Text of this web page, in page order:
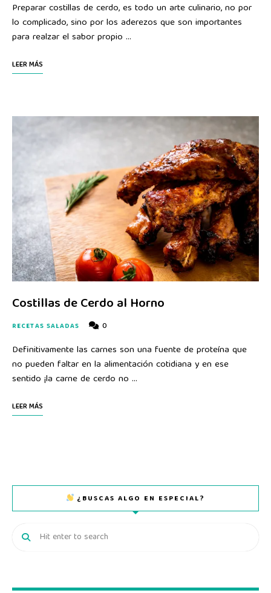
Preparar costillas de cerdo, es todo un arte culinario, no por
lo complicado, sino por los aderezos que son importantes
para realzar el sabor propio …
LEER MÁS
Costillas de Cerdo al Horno
RECETAS SALADAS 0
Definitivamente las carnes son una fuente de proteína que
no pueden faltar en la alimentación cotidiana y en ese
sentido ¡la carne de cerdo no …
LEER MÁS
¿BUSCAS ALGO EN ESPECIAL?